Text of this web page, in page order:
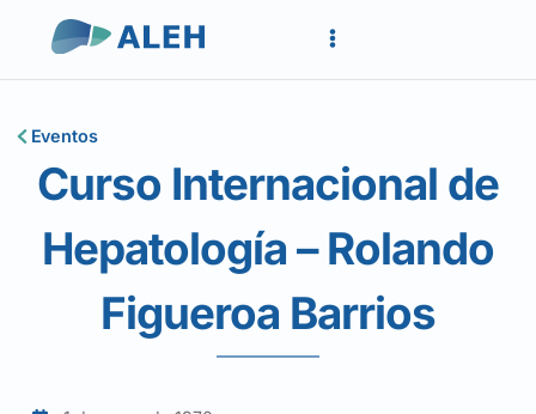
Eventos
Curso Internacional de
Hepatología – Rolando
Figueroa Barrios